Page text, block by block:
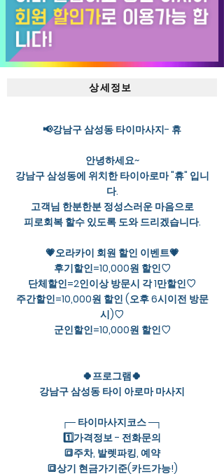
상세정보
📢강남구 삼성동 타이마사지- 휴
안녕하세요~
강남구 삼성동에 위치한 타이아로마 "휴" 입니
다.
고객님 한분한분 정성스러운 마음으로
피로회복 할수 있도록 도와 드리겠습니다.
💗오라카이 회원 할인 이벤트💗
후기할인=10,000원 할인♡
단체할인=2인이상 방문시 각 1만할인♡
주간할인=10,000원 할인 (오후 6시이전 방문
시)♡
군인할인=10,000원 할인♡
🍀프로그램🍀
강남구 삼성동 타이 아로마 마사지
┌─ 타이마사지코스 ─┐
1️⃣가격정보 - 전화문의
🔳주차, 발렛파킹, 예약
🔳상기 현금가기준(카드가능!)